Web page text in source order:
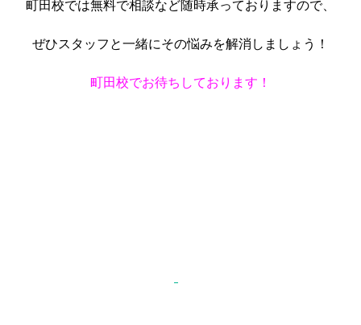
町田校では無料で相談など随時承っておりますので、
ぜひスタッフと一緒にその悩みを解消しましょう！
町田校でお待ちしております！